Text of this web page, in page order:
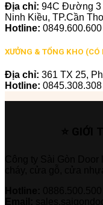
Địa chỉ: 94C Đường 3
Ninh Kiều, TP.Cần
Hotline: 0849.600.600
XƯỞNG & TỔNG KHO
Địa chỉ: 361 TX 25,
Hotline: 0845.308.308